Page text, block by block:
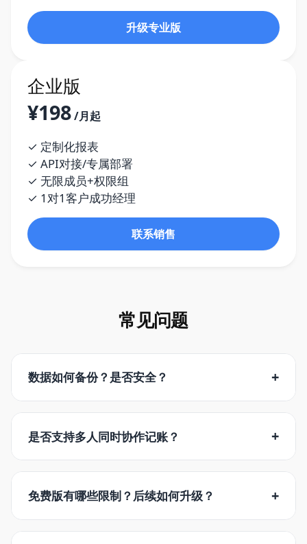
升级专业版
企业版
¥198/月起
✓ 定制化报表
✓ API对接/专属部署
✓ 无限成员+权限组
✓ 1对1客户成功经理
联系销售
常见问题
数据如何备份？是否安全？ +
是否支持多人同时协作记账？ +
免费版有哪些限制？后续如何升级？ +